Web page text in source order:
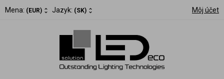
Mena: (EUR) Jazyk: (SK) Môj účet